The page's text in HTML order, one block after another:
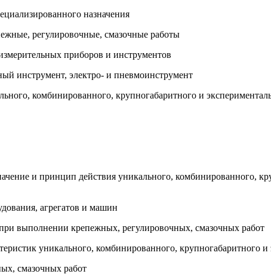
назначения
регулировочные, смазочные работы
приборов и инструментов
инструмент, электро- и пневмоинструмент
комбинированного, крупногабаритного и
и принцип действия уникального, комбинированного,
агрегатов и машин
выполнении крепежных, регулировочных, смазочных работ
уникального, комбинированного, крупногабаритного
смазочных работ